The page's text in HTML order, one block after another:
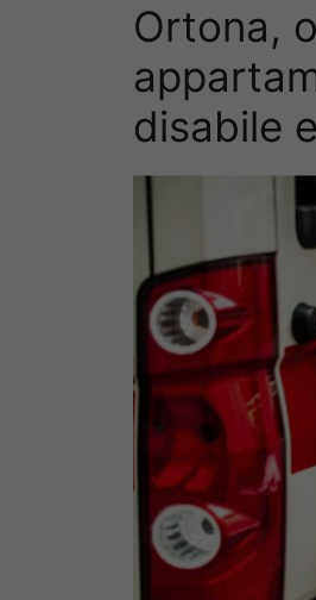
Ortona,
disabile